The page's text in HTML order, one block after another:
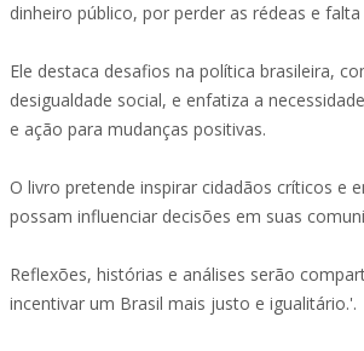
dinheiro público, por perder as rédeas e
Ele destaca desafios na política brasileira,
desigualdade social, e enfatiza a
e ação para mudanças positivas.
O livro pretende inspirar cidadãos críticos e
possam influenciar decisões em suas
Reflexões, histórias e análises serão
incentivar um Brasil mais justo e igualitário.'.